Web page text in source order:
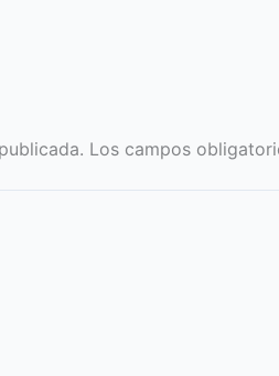
Los campos